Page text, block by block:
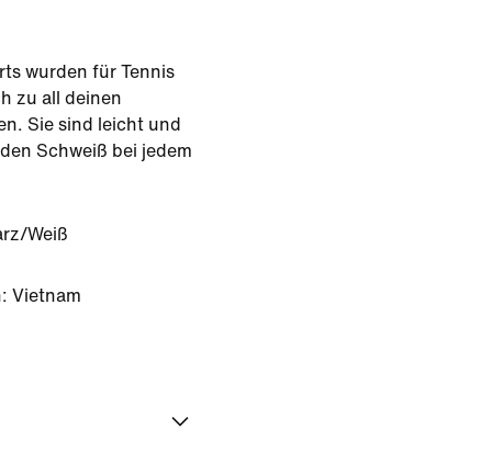
wurden für Tennis
zu all deinen
Sie sind leicht und
Schweiß bei jedem
Weiß
Vietnam